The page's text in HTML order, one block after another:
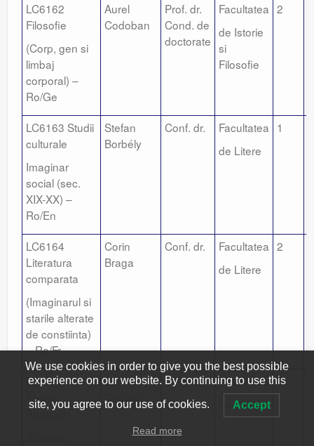
LC6162
Filosofie
(Corp, gen si
limbaj
corporal) –
Ro/Ge
Aurel
Codoban
Prof. dr.
Cond. de
doctorate
Facultatea
de Istorie
si
Filosofie
2
LC6163 Studii
culturale
Imaginar
social (sec.
XIX-XX) –
Ro/En
Stefan
Borbély
Conf. dr.
Facultatea
de Litere
1
LC6164
Literatura
comparata
(Imaginarul si
starile alterate
de constiinta)
– Ro/Fr
Corin
Braga
Conf. dr.
Facultatea
de Litere
2
LC6165
Teoria
literaturii
Sanda
Cordos
Lector dr. Facultatea
de Litere
1
We use cookies in order to give you the best possible
experience on our website. By continuing to use this
site, you agree to our use of cookies. Accept
Read more